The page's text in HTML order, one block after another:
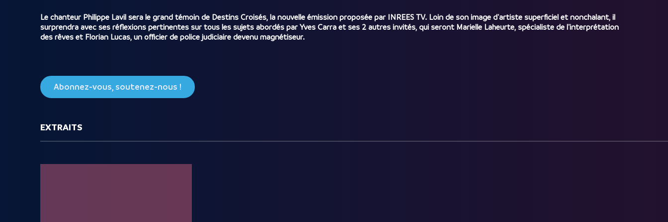
Le chanteur Philippe Lavil sera le grand témoin de Destins Croisés, la nouvelle émission proposée par INREES TV. Loin de son image d'artiste superficiel et nonchalant, il
surprendra avec ses réflexions pertinentes sur tous les sujets abordés par Yves Carra et ses 2 autres invités, qui seront Marielle Laheurte, spécialiste de l'interprétation
des rêves et Florian Lucas, un officier de police judiciaire devenu magnétiseur.
Abonnez-vous, soutenez-nous !
EXTRAITS